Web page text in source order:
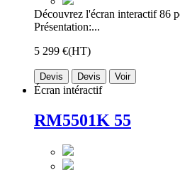
Découvrez l'écran interactif 86
Présentation:...
5 299 €(HT)
Devis Devis Voir
Écran intéractif
RM5501K 55